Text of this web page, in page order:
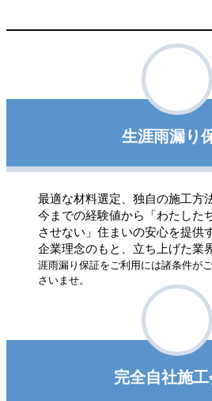
生涯雨漏り
最適な材料選定、独自の施工方
今までの経験値から「わたした
させない」住まいの安心を提供
企業理念のもと、立ち上げた業
涯雨漏り保証をご利用には諸条件が
さいませ。
完全自社施